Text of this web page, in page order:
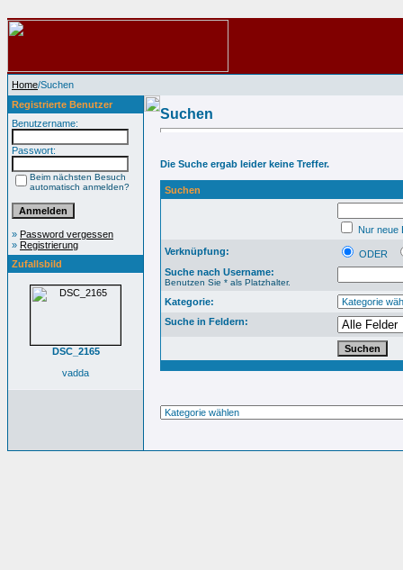
Home/Suchen
Registrierte Benutzer
Benutzername:
Passwort:
Beim nächsten Besuch
automatisch anmelden?
» Password vergessen
» Registrierung
Zufallsbild
DSC_2165
vadda
Suchen
Die Suche ergab leider keine Treffer.
Suchen
Nur neue
Verknüpfung:
ODER
Suche nach Username:
Benutzen Sie * als Platzhalter.
Kategorie:
Suche in Feldern: